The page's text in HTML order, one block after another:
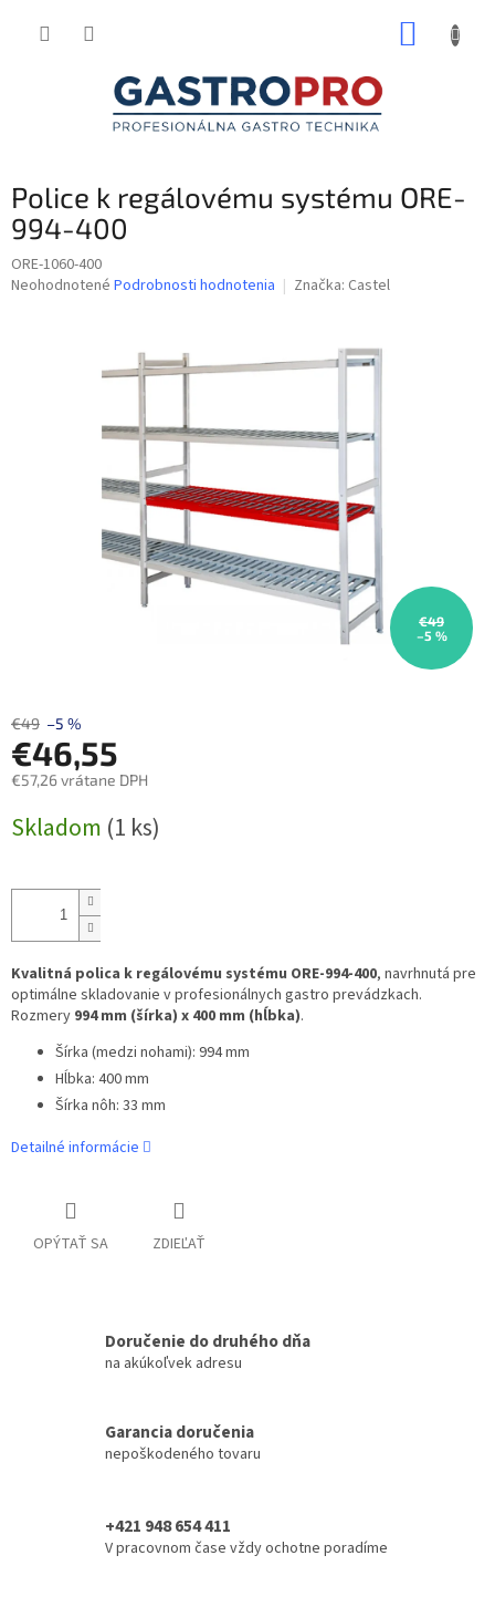
Police k regálovému systému ORE-
994-400
ORE-1060-400
Priemerné
Neohodnotené Podrobnosti hodnotenia Značka: Castel
€49
–5 %
€49 –5 %
€46,55
€57,26 vrátane DPH
cena:
Skladom (1 ks)
Kvalitná polica k regálovému systému ORE-994-400, navrhnutá pre
optimálne skladovanie v profesionálnych gastro prevádzkach.
Rozmery 994 mm (šírka) x 400 mm (hĺbka).
Šírka (medzi nohami): 994 mm
Hĺbka: 400 mm
Šírka nôh: 33 mm
Detailné informácie
OPÝTAŤ SA ZDIEĽAŤ
Doručenie do druhého dňa
na akúkoľvek adresu
Garancia doručenia
nepoškodeného tovaru
+421 948 654 411
V pracovnom čase vždy ochotne poradíme